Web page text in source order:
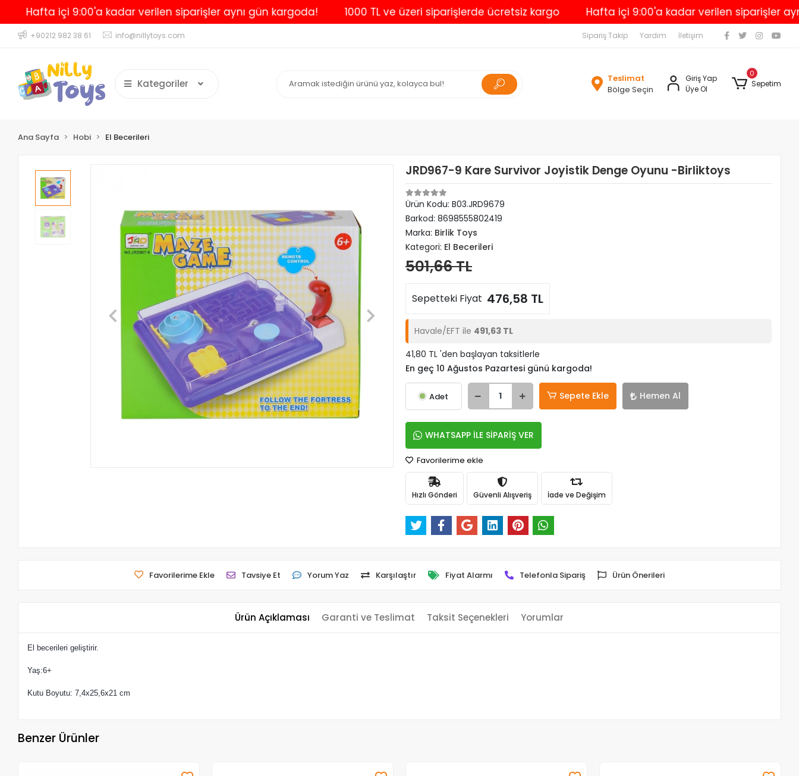
içi 9:00'a kadar verilen siparişler aynı gün kargoda! 1000 TL ve üzeri siparişlerde ücretsiz kargo Hafta içi 9:00'a kadar verilen siparişler aynı
+90212 982 38 61 info@nillytoys.com Sipariş Takip Yardım İletişim
Kategoriler
Teslimat
Bölge Seçin
Giriş Yap
Üye Ol
0
Sepetim
Ana Sayfa Hobi El Becerileri
JRD967-9 Kare Survivor Joyistik Denge Oyunu -Birliktoys
Ürün Kodu: B03.JRD9679
Barkod: 8698555802419
Marka: Birlik Toys
Kategori: El Becerileri
501,66 TL
Sepetteki Fiyat 476,58 TL
Havale/EFT ile 491,63 TL
41,80 TL 'den başlayan taksitlerle
En geç 10 Ağustos Pazartesi günü kargoda!
Adet Sepete Ekle Hemen Al
WHATSAPP İLE SİPARİŞ VER
Favorilerime ekle
Hızlı Gönderi Güvenli Alışveriş İade ve Değişim
Favorilerime Ekle Tavsiye Et Yorum Yaz Karşılaştır Fiyat Alarmı Telefonla Sipariş Ürün Önerileri
Ürün Açıklaması Garanti ve Teslimat Taksit Seçenekleri Yorumlar
El becerileri geliştirir.
Yaş:6+
Kutu Boyutu: 7,4x25,6x21 cm
Benzer Ürünler